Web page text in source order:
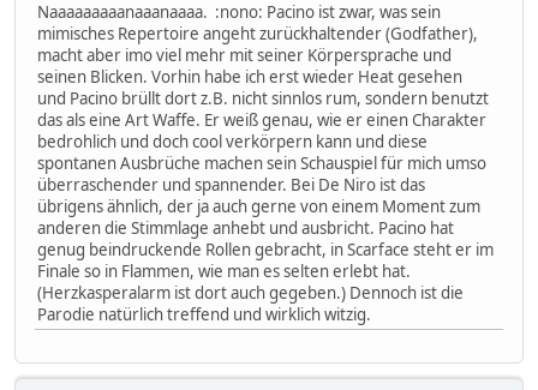
Naaaaaaaaanaaanaaaa. :nono: Pacino ist zwar, was sein
mimisches Repertoire angeht zurückhaltender (Godfather),
macht aber imo viel mehr mit seiner Körpersprache und
seinen Blicken. Vorhin habe ich erst wieder Heat gesehen
und Pacino brüllt dort z.B. nicht sinnlos rum, sondern benutzt
das als eine Art Waffe. Er weiß genau, wie er einen Charakter
bedrohlich und doch cool verkörpern kann und diese
spontanen Ausbrüche machen sein Schauspiel für mich umso
überraschender und spannender. Bei De Niro ist das
übrigens ähnlich, der ja auch gerne von einem Moment zum
anderen die Stimmlage anhebt und ausbricht. Pacino hat
genug beindruckende Rollen gebracht, in Scarface steht er im
Finale so in Flammen, wie man es selten erlebt hat.
(Herzkasperalarm ist dort auch gegeben.) Dennoch ist die
Parodie natürlich treffend und wirklich witzig.